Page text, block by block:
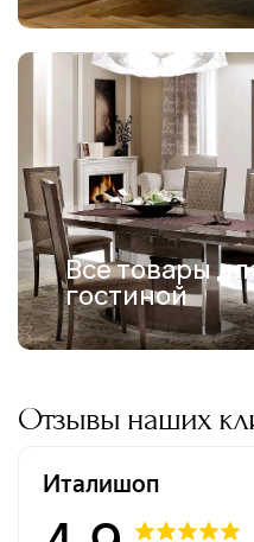
Все товары
гостиной
Отзывы наших